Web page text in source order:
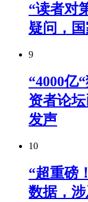
“读者对
疑问，
9
“4000亿
资者论
发声
10
“超重磅
数据，